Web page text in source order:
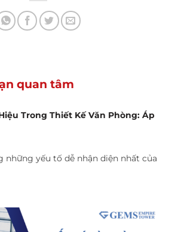
quan tâm
Trong Thiết Kế Văn Phòng: Áp
những yếu tố dễ nhận diện nhất của